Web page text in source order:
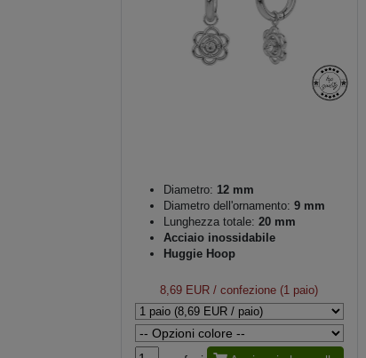
Diametro: 12 mm
Diametro dell'ornamento: 9 mm
Lunghezza totale: 20 mm
Acciaio inossidabile
Huggie Hoop
8,69 EUR / confezione (1 paio)